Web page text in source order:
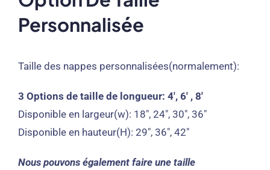
Personnalisée
Taille des nappes personnalisées(normalement):
3 Options de taille de longueur: 4′, 6′ , 8′
Disponible en largeur(w): 18″, 24″, 30″, 36″
Disponible en hauteur(H): 29″, 36″, 42″
Nous pouvons également faire une taille